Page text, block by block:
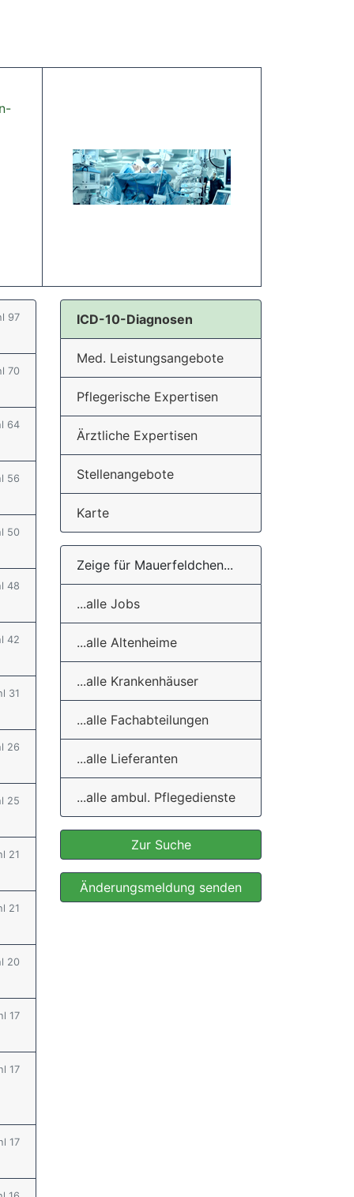
97
70
64
56
50
48
42
31
26
25
21
21
20
17
17
17
ICD-10-Diagnosen
Med. Leistungsangebote
Pflegerische Expertisen
Ärztliche Expertisen
Stellenangebote
Karte
Zeige für Mauerfeldchen...
...alle Jobs
...alle Altenheime
...alle Krankenhäuser
...alle Fachabteilungen
...alle Lieferanten
...alle ambul. Pflegedienste
Zur Suche
Änderungsmeldung senden